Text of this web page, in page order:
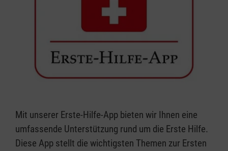
Mit unserer Erste-Hilfe-App bieten wir Ihnen eine
umfassende Unterstützung rund um die Erste Hilfe.
Diese App stellt die wichtigsten Themen zur Ersten